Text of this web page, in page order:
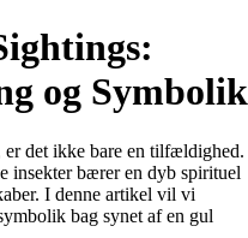
og Symbolik
er det ikke bare en tilfældighed.
insekter bærer en dyb spirituel
I denne artikel vil vi
bag synet af en gul